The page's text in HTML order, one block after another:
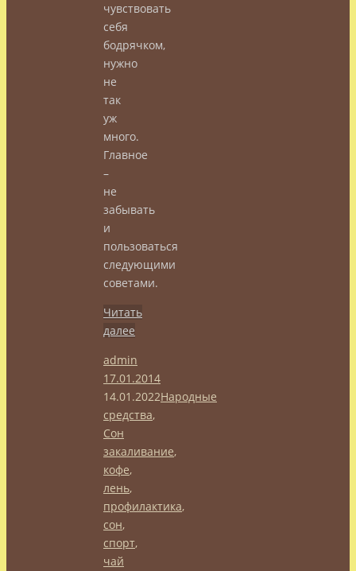
чувствовать
себя
бодрячком,
нужно
не
так
уж
много.
Главное
–
не
забывать
и
пользоваться
следующими
советами.
Читать
далее
admin
17.01.2014
14.01.2022Народные
средства,
Сон
закаливание,
кофе,
лень,
профилактика,
сон,
спорт,
чай